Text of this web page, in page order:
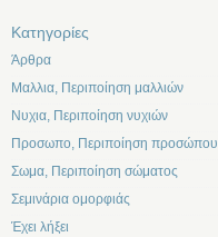
Kατηγορίες
Άρθρα
Μαλλια, Περιποίηση μαλλιών
Νυχια, Περιποίηση νυχιών
Προσωπο, Περιποίηση προσώπου
Σωμα, Περιποίηση σώματος
Σεμινάρια ομορφιάς
Έχει λήξει